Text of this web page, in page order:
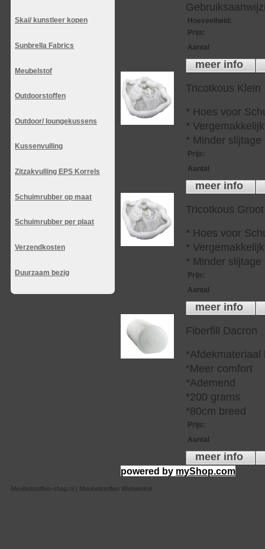
Skai/ kunstleer kopen
Sunbrella Fabrics
Meubelstof
Outdoorstoffen
Outdoor/ loungekussens
Kussenvulling
Zitzakvulling EPS Korrels
Schuimrubber op maat
Schuimrubber per plaat
Verzendkosten
Duurzaam bezig
Hoeveelheid :
Prijs:
Aantal
meer info
Tricotkous Klein
* Hoes voor
*
* Minder slijtage
Prijs:
Aantal
meer info
Tricotkous Groot
* Hoes voor
*
* Minder slijtage
Prijs:
Aantal
meer info
Fiberfill Dacron
*Afdekmateriaal
*Meer comfort
*Ademend
*200 grams
*80cm breed
Prijs:
Aantal
meer info
powered by myShop.com
Meubelstoffen-shop.nl | Meubelstoffen Webwinkel